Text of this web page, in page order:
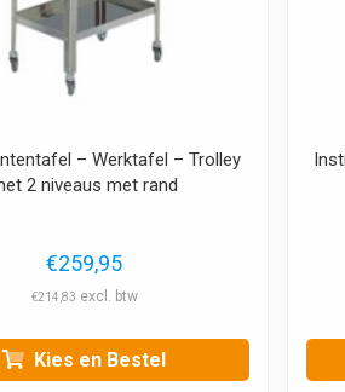
– Werktafel – Trolley
2 niveaus met rand
€259,95
€214,83
Kies en Bestel